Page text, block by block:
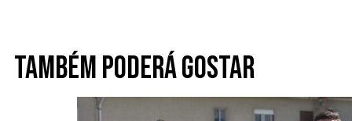
Também poderá gostar